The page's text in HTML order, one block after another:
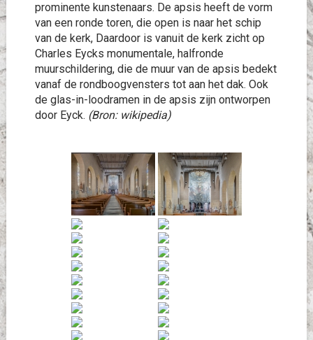
prominente kunstenaars. De apsis heeft de vorm
van een ronde toren, die open is naar het schip
van de kerk, Daardoor is vanuit de kerk zicht op
Charles Eycks monumentale, halfronde
muurschildering, die de muur van de apsis bedekt
vanaf de rondboogvensters tot aan het dak. Ook
de glas-in-loodramen in de apsis zijn ontworpen
door Eyck. (Bron: wikipedia)